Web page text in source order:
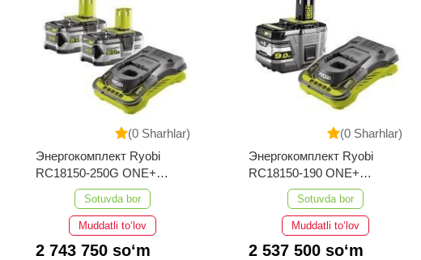
(0 Sharhlar)
Энергокомплект Ryobi
RC18150-250G ONE+
5133004422
Sotuvda bor
Muddatli to‘lov
2 743 750 so‘m
(0 Sharhlar)
Энергокомплект Ryobi
RC18150-190 ONE+
5133004421
Sotuvda bor
Muddatli to‘lov
2 537 500 so‘m